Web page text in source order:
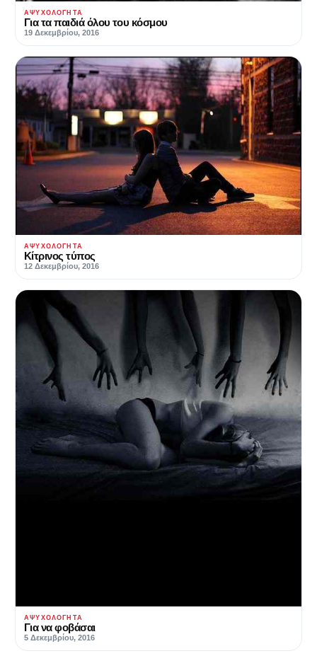
ΑΨΥΧΟΛΌΓΗΤΑ
Για τα παιδιά όλου του κόσμου
19 Δεκεμβρίου, 2016
ΑΨΥΧΟΛΌΓΗΤΑ
Κίτρινος τύπος
12 Δεκεμβρίου, 2016
ΑΨΥΧΟΛΌΓΗΤΑ
Για να φοβάσαι
5 Δεκεμβρίου, 2016